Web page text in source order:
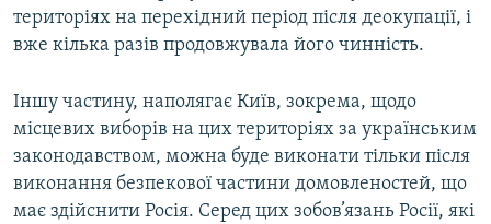
територіях на перехідний період після деокупації, і
вже кілька разів продовжувала його чинність.
Іншу частину, наполягає Київ, зокрема, щодо
місцевих виборів на цих територіях за українським
законодавством, можна буде виконати тільки після
виконання безпекової частини домовленостей, що
має здійснити Росія. Серед цих зобов’язань Росії, які